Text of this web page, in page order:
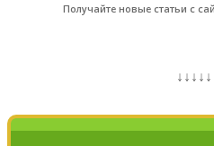
Получайте новые статьи с